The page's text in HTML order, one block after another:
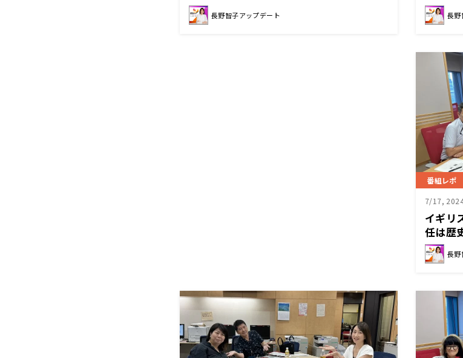
れてきた？
長野智子アップデート 長野
番組レポ
7/17,
イギリ
任は歴
長野